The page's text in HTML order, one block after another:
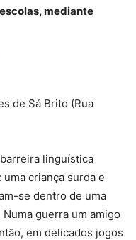
mediante
de Sá Brito (Rua
linguística
criança surda e
se dentro de uma
guerra um amigo
em delicados jogos